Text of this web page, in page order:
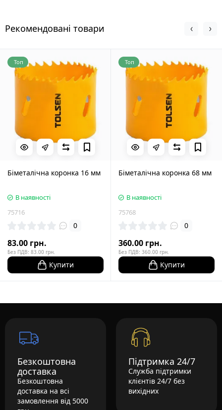
Рекомендовані товари
Топ
Біметалічна коронка 16 мм
В наявності
75716
0
83.00 грн.
Без ПДВ: 83.00 грн.
Купити
Топ
Біметалічна коронка 68 мм
В наявності
75768
0
360.00 грн.
Без ПДВ: 360.00 грн.
Купити
Безкоштовна
доставка
Безкоштовна
доставка на всі
замовлення від 5000
Підтримка 24/7
Служба підтримки
клієнтів 24/7 без
вихідних